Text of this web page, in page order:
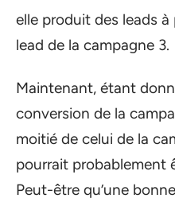
elle produit des leads à
lead de la campagne 3.
Maintenant, étant
conversion de la
moitié de celui de la
pourrait probablement
Peut-être qu’une